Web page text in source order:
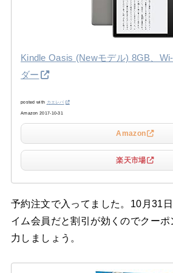
Kindle Oasis (Newモデル) 8GB、
ダー
posted with カエレバ
Amazon 2017-10-31
Amazon
楽天市場
予約注文で入ってました。10月31
イム会員だと割引が効くのでクーポ
力しましょう。